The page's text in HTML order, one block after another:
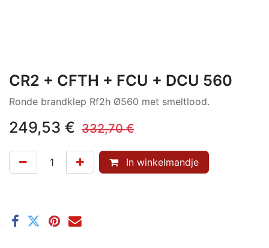
CR2 + CFTH + FCU + DCU 560
Ronde brandklep Rf2h Ø560 met smeltlood.
249,53 € 332,70€
In winkelmandje